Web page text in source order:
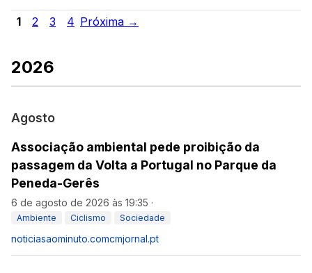
1 2 3 4 Próxima →
2026
Agosto
Associação ambiental pede proibição da
passagem da Volta a Portugal no Parque da
Peneda-Gerês
6 de agosto de 2026 às 19:35 ·
Ambiente Ciclismo Sociedade
noticiasaominuto.comcmjornal.pt